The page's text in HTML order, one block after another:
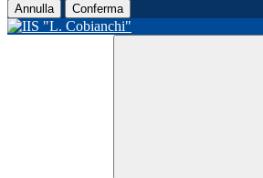
Annulla Conferma